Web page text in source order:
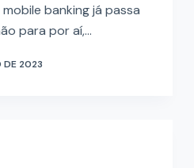
banking já passa
para por aí,…
DE 2023